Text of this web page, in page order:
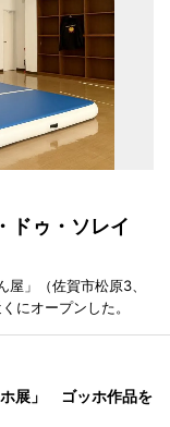
ゥ・ソレイ
」（佐賀市松原3、
にオープンした。
ホ展」 ゴッホ作品を